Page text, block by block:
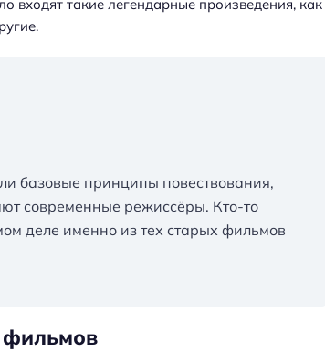
такие легендарные произведения, как
базовые принципы повествования,
современные режиссёры. Кто-то
деле именно из тех старых фильмов
фильмов